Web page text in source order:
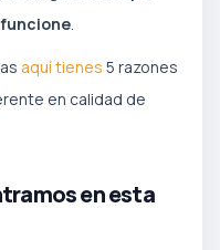
aquí tienes 5 razones
en calidad de
en esta